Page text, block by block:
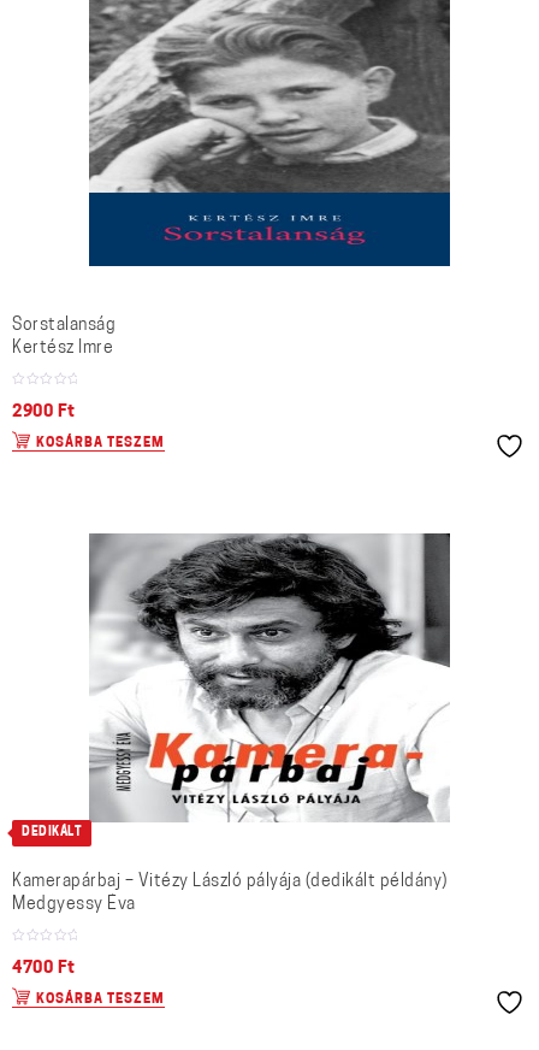
Sorstalanság
Kertész Imre
2900 Ft
KOSÁRBA TESZEM
DEDIKÁLT
Kamerapárbaj – Vitézy László pályája (dedikált példány)
Medgyessy Éva
4700 Ft
KOSÁRBA TESZEM